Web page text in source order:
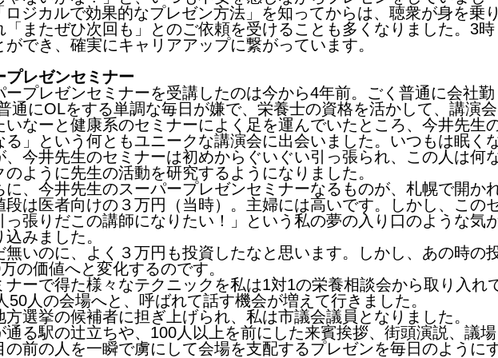
ジカルで効果的なプレゼン方法」を知ってからは、聴衆が身を乗り
「またぜひ次回も」とのご依頼を受けることも多くなりました。3時
でき、確実にキャリアアップに繋がっています。
プレゼンセミナー
プレゼンセミナーを受講したのは今から4年前。ごく普通に会社勤
通にOLをする単調な毎日が嫌で、栄養士の資格を活かして、講演会
いなーと健康系のセミナーによく足を運んでいたところ、今井先生
る」という何ともユニークな講演会に出会いました。いつもは眠く
、今井先生のセミナーは初めからぐいぐい引っ張られ、この人は何
ように先生の活動を研究するようになりました。
に、今井先生のスーパープレゼンセミナーなるものが、札幌で開か
段は医者向けの３万円（当時）。主婦には高いです。しかし、この
っ張りだこの講師になりたい！」という私の夢の入り口のような気
みました。
無いのに、よく３万円も投資したなと思います。しかし、あの時の
の価値へと変化するのです。
ナーで得た様々なテクニックを私は1対1の栄養相談会から取り入れ
50人の会場へと、呼ばれて話す機会が増えて行きました。
選挙の候補者に担ぎ上げられ、私は市議会議員となりました。
る駅の辻立ちや、100人以上を前にした来賓挨拶、街頭演説、議場
の前の人を一瞬で虜にして会場を支配するプレゼンを毎日のように